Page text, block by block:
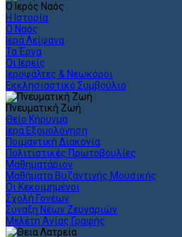
Ο Ιερός Ναός
Η Ιστορία
Ο Ναός
Ιερά Λείψανα
Τα Έργα
Οι Ιερείς
Ιεροψάλτες & Νεωκόροι
Εκκλησιαστικό Συμβούλιο
Πνευματική Ζωή
Θείο Κήρυγμα
Ιερά Εξομολόγηση
Ποιμαντική Διακονία
Πολιτιστικές Πρωτοβουλίες
Μαθηματάριον
Μαθήματα Βυζαντινής Μουσικής
Οι Κεκοιμημένοι
Σχολή Γονέων
Σύναξη Νέων Ζευγαριών
Μελέτη Αγίας Γραφής